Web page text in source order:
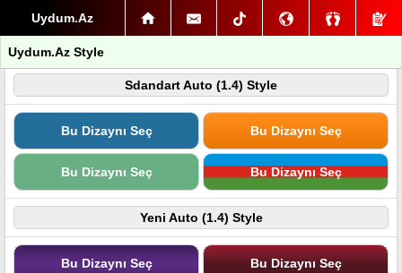
Uydum.Az
Uydum.Az Style
Sdandart Auto (1.4) Style
Bu Dizaynı Seç Bu Dizaynı Seç
Bu Dizaynı Seç Bu Dizaynı Seç
Yeni Auto (1.4) Style
Bu Dizaynı Seç Bu Dizaynı Seç